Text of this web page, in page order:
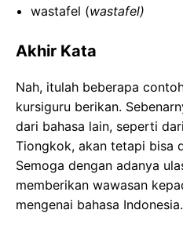
wastafel (wastafel)
Akhir Kata
Nah, itulah beberapa
kursiguru berikan.
dari bahasa lain, seperti
Tiongkok, akan tetapi bisa
Semoga dengan adanya
memberikan wawasan
mengenai bahasa Indonesia.